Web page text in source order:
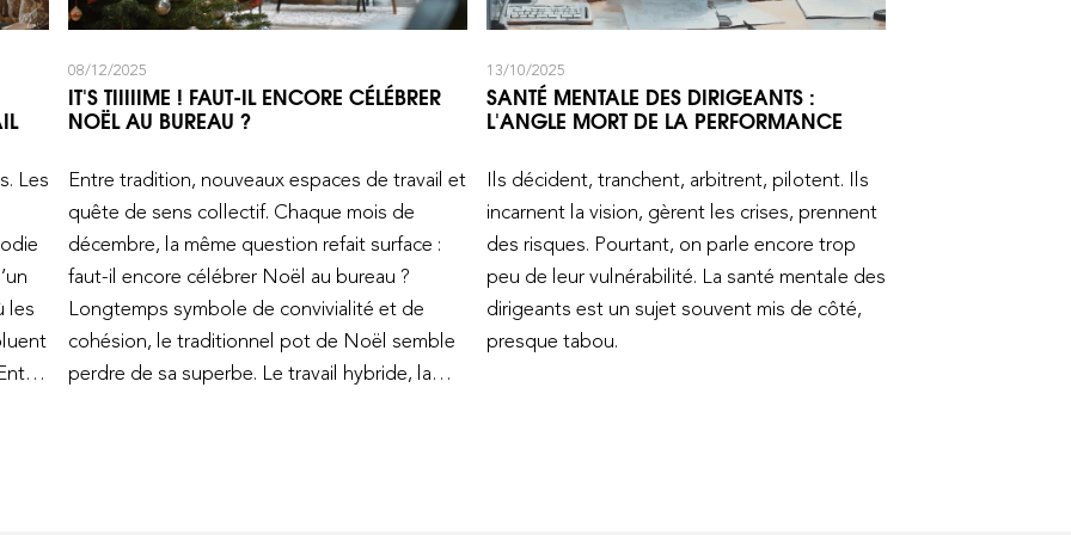
Les
les
08/12/2025
IT'S TIIIIIME ! FAUT-IL ENCORE CÉLÉBRER
NOËL AU BUREAU ?
Entre tradition, nouveaux espaces de travail et
quête de sens collectif. Chaque mois de
décembre, la même question refait surface :
faut-il encore célébrer Noël au bureau ?
Longtemps symbole de convivialité et de
cohésion, le traditionnel pot de Noël semble
perdre de sa superbe. Le travail hybride, la
13/10/2025
SANTÉ MENTALE DES DIRIGEANTS :
L'ANGLE MORT DE LA PERFORMANCE
Ils décident, tranchent, arbitrent, pilotent. Ils
incarnent la vision, gèrent les crises, prennent
des risques. Pourtant, on parle encore trop
peu de leur vulnérabilité. La santé mentale des
dirigeants est un sujet souvent mis de côté,
presque tabou.